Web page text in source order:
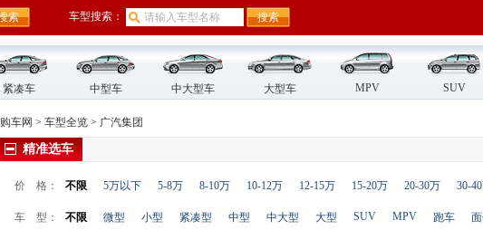
车型搜索：
紧凑车 中型车 中大型车 大型车 MPV SUV
购车网 > 车型全览 > 广汽集团
精准选车
价 格： 不限 5万以下 5-8万 8-10万 10-12万 12-15万 15-20万 20-30万 30-
车 型： 不限 微型 小型 紧凑型 中型 中大型 大型 SUV MPV 跑车